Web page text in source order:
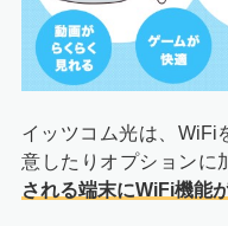
イッツコム光は、WiFi
意したりオプションに
される端末にWiFi機能